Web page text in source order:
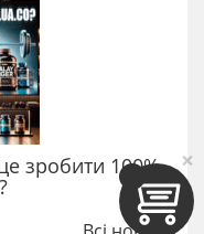
зробити 100% ×